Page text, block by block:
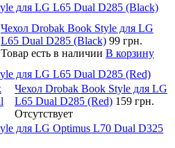
для LG L65 Dual D285 (Black)
Чехол Drobak Book Style для LG
L65 Dual D285 (Black) 99 грн.
Товар есть в наличии В корзину
для LG L65 Dual D285 (Red)
Чехол Drobak Book Style для LG
L65 Dual D285 (Red) 159 грн.
Отсутствует
для LG Optimus L70 Dual D325